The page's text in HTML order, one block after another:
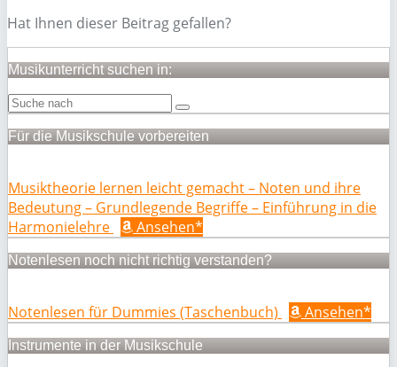
Hat Ihnen dieser Beitrag gefallen?
Musikunterricht suchen in:
Für die Musikschule vorbereiten
Musiktheorie lernen leicht gemacht – Noten und ihre
Bedeutung – Grundlegende Begriffe – Einführung in die
Harmonielehre
Ansehen*
Notenlesen noch nicht richtig verstanden?
Notenlesen für Dummies (Taschenbuch) Ansehen*
Instrumente in der Musikschule